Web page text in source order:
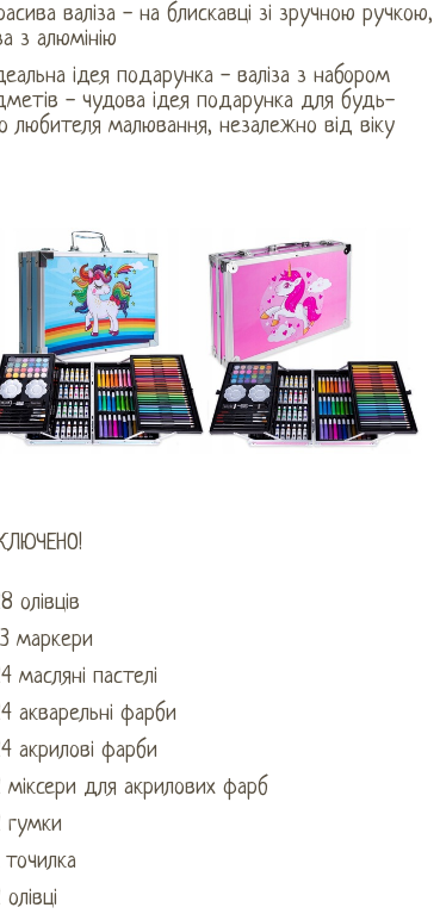
валіза - на блискавці зі зручною ручкою,
з алюмінію
ідея подарунка - валіза з набором
- чудова ідея подарунка для будь-
любителя малювання, незалежно від віку
маркери
пастелі
акварельні фарби
акрилові фарби
для акрилових фарб